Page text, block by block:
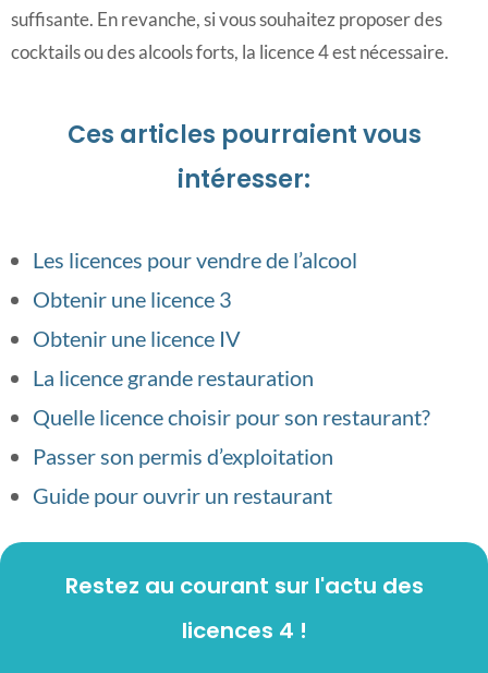
suffisante. En revanche, si vous souhaitez proposer des
cocktails ou des alcools forts, la licence 4 est nécessaire.
Ces articles pourraient vous
intéresser:
Les licences pour vendre de l’alcool
Obtenir une licence 3
Obtenir une licence IV
La licence grande restauration
Quelle licence choisir pour son restaurant?
Passer son permis d’exploitation
Guide pour ouvrir un restaurant
Restez au courant sur l'actu des
licences 4 !